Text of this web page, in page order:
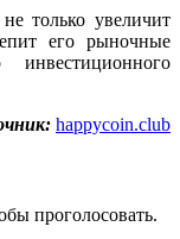
только увеличит
его рыночные
happycoin.club
проголосовать.